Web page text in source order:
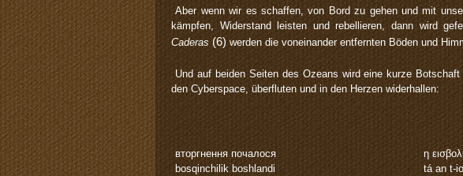
Aber wenn wir es schaffen, von Bord zu gehen und mit
kämpfen, Widerstand leisten und rebellieren, dann wird
Caderas (6)werden die voneinander entfernten Böden und
Und auf beiden Seiten des Ozeans wird eine kurze
den Cyberspace, überfluten und in den Herzen widerhallen:
вторгнення почалося
bosqinchilik boshlandi
η
tá an t-